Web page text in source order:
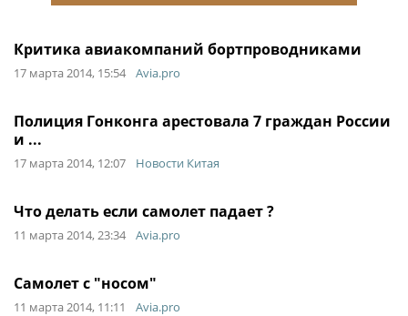
Критика авиакомпаний бортпроводниками
17 марта 2014, 15:54 Avia.pro
Полиция Гонконга арестовала 7 граждан России
и ...
17 марта 2014, 12:07 Новости Китая
Что делать если самолет падает ?
11 марта 2014, 23:34 Avia.pro
Самолет с "носом"
11 марта 2014, 11:11 Avia.pro